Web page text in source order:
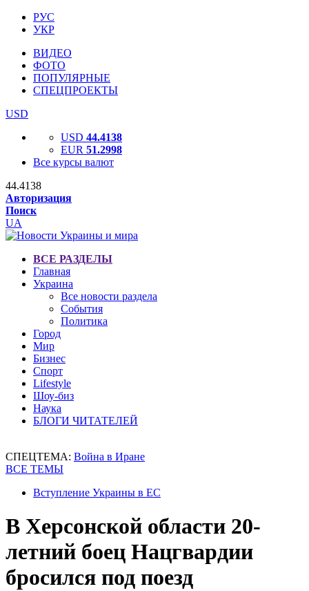
РУС
УКР
ВИДЕО
ФОТО
ПОПУЛЯРНЫЕ
СПЕЦПРОЕКТЫ
USD
USD 44.4138
EUR 51.2998
Все курсы валют
44.4138
Авторизация
Поиск
UA
ВСЕ РАЗДЕЛЫ
Главная
Украина
Все новости раздела
События
Политика
Город
Мир
Бизнес
Спорт
Lifestyle
Шоу-биз
Наука
БЛОГИ ЧИТАТЕЛЕЙ
СПЕЦТЕМА: Война в Иране
ВСЕ ТЕМЫ
Вступление Украины в ЕС
В Херсонской области 20-
летний боец Нацгвардии
бросился под поезд